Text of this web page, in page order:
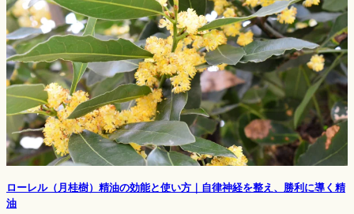
ローレル（月桂樹）精油の効能と使い方｜自律神経を整え、勝利に導く精
油